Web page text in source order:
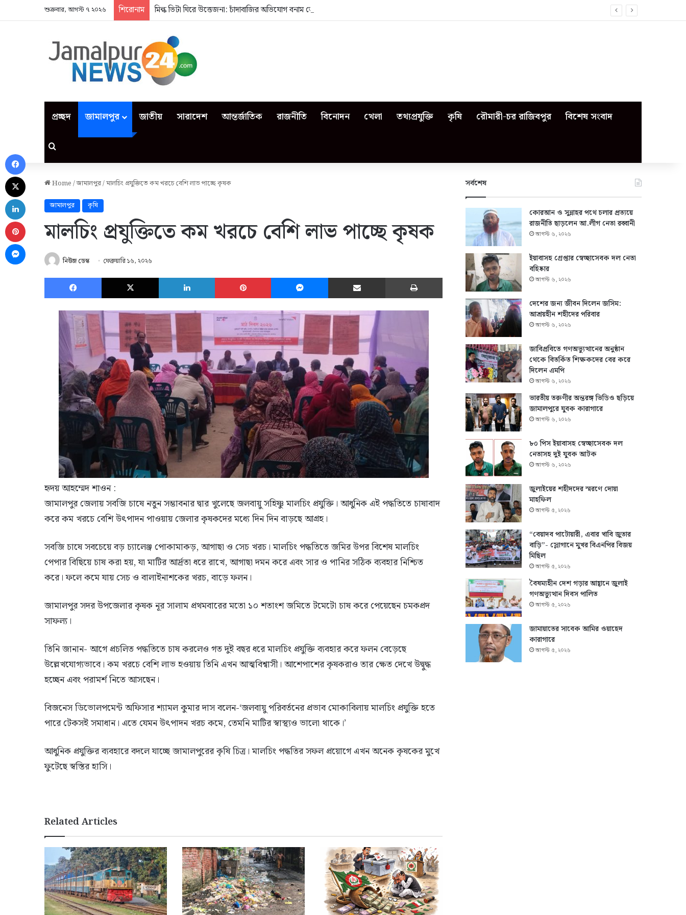
শুক্রবার, আগস্ট ৭ ২০২৬ শিরোনাম মিল্ক ভিটা ঘিরে উত্তেজনা: চাঁদাবাজির অভিযোগ বনাম ভেজাল দুধের জিডি
প্রচ্ছদ জামালপুর জাতীয় সারাদেশ আন্তর্জাতিক রাজনীতি বিনোদন খেলা তথ্যপ্রযুক্তি কৃষি রৌমারী-চর রাজিবপুর বিশেষ সংবাদ
Search for
Home/জামালপুর/মালচিং প্রযুক্তিতে কম খরচে বেশি লাভ পাচ্ছে কৃষক
জামালপুর কৃষি
মালচিং প্রযুক্তিতে কম খরচে বেশি লাভ পাচ্ছে কৃষক
নিউজ ডেস্ক ফেব্রুয়ারি ১৬, ২০২৬
Facebook X LinkedIn Pinterest Messenger Share via Email Print
হৃদয় আহম্মেদ শাওন :
জামালপুর জেলায় সবজি চাষে নতুন সম্ভাবনার দ্বার খুলেছে জলবায়ু সহিষ্ণু মালচিং প্রযুক্তি। আধুনিক এই পদ্ধতিতে চাষাবাদ
করে কম খরচে বেশি উৎপাদন পাওয়ায় জেলার কৃষকদের মধ্যে দিন দিন বাড়ছে আগ্রহ।
সবজি চাষে সবচেয়ে বড় চ্যালেঞ্জ পোকামাকড়, আগাছা ও সেচ খরচ। মালচিং পদ্ধতিতে জমির উপর বিশেষ মালচিং
পেপার বিছিয়ে চাষ করা হয়, যা মাটির আর্দ্রতা ধরে রাখে, আগাছা দমন করে এবং সার ও পানির সঠিক ব্যবহার নিশ্চিত
করে। ফলে কমে যায় সেচ ও বালাইনাশকের খরচ, বাড়ে ফলন।
জামালপুর সদর উপজেলার কৃষক নূর সালাম প্রথমবারের মতো ১০ শতাংশ জমিতে টমেটো চাষ করে পেয়েছেন চমকপ্রদ
সাফল্য।
তিনি জানান- আগে প্রচলিত পদ্ধতিতে চাষ করলেও গত দুই বছর ধরে মালচিং প্রযুক্তি ব্যবহার করে ফলন বেড়েছে
উল্লেখযোগ্যভাবে। কম খরচে বেশি লাভ হওয়ায় তিনি এখন আত্মবিশ্বাসী। আশেপাশের কৃষকরাও তার ক্ষেত দেখে উদ্বুদ্ধ
হচ্ছেন এবং পরামর্শ নিতে আসছেন।
বিজনেস ডিভোলপমেন্ট অফিসার শ্যামল কুমার দাস বলেন-‘জলবায়ু পরিবর্তনের প্রভাব মোকাবিলায় মালচিং প্রযুক্তি হতে
পারে টেকসই সমাধান। এতে যেমন উৎপাদন খরচ কমে, তেমনি মাটির স্বাস্থ্যও ভালো থাকে।’
আধুনিক প্রযুক্তির ব্যবহারে বদলে যাচ্ছে জামালপুরের কৃষি চিত্র। মালচিং পদ্ধতির সফল প্রয়োগে এখন অনেক কৃষকের মুখে
ফুটেছে স্বস্তির হাসি।
Related Articles
সর্বশেষ
কোরআন ও সুন্নাহর পথে চলার প্রত্যয়ে
রাজনীতি ছাড়লেন আ.লীগ নেতা রব্বানী
আগস্ট ৬, ২০২৬
ইয়াবাসহ গ্রেপ্তার স্বেচ্ছাসেবক দল নেতা
বহিষ্কার
আগস্ট ৬, ২০২৬
দেশের জন্য জীবন দিলেন জসিম:
আশ্রয়হীন শহীদের পরিবার
আগস্ট ৬, ২০২৬
জাবিপ্রবিতে গণঅভ্যুত্থানের অনুষ্ঠান
থেকে বিতর্কিত শিক্ষকদের বের করে
দিলেন এমপি
আগস্ট ৬, ২০২৬
ভারতীয় তরুণীর অন্তরঙ্গ ভিডিও ছড়িয়ে
জামালপুরে যুবক কারাগারে
আগস্ট ৬, ২০২৬
৮০ পিস ইয়াবাসহ স্বেচ্ছাসেবক দল
নেতাসহ দুই যুবক আটক
আগস্ট ৬, ২০২৬
জুলাইয়ের শহীদদের স্মরণে দোয়া
মাহফিল
আগস্ট ৫, ২০২৬
“বেয়াদব পাটোয়ারী, এবার খাবি জুতার
বাড়ি”- স্লোগানে মুখর বিএনপির বিজয়
মিছিল
আগস্ট ৫, ২০২৬
বৈষম্যহীন দেশ গড়ার আহ্বানে জুলাই
গণঅভ্যুত্থান দিবস পালিত
আগস্ট ৫, ২০২৬
জামায়াতের সাবেক আমির ওয়াহেদ
কারাগারে
আগস্ট ৫, ২০২৬
Facebook
LinkedIn